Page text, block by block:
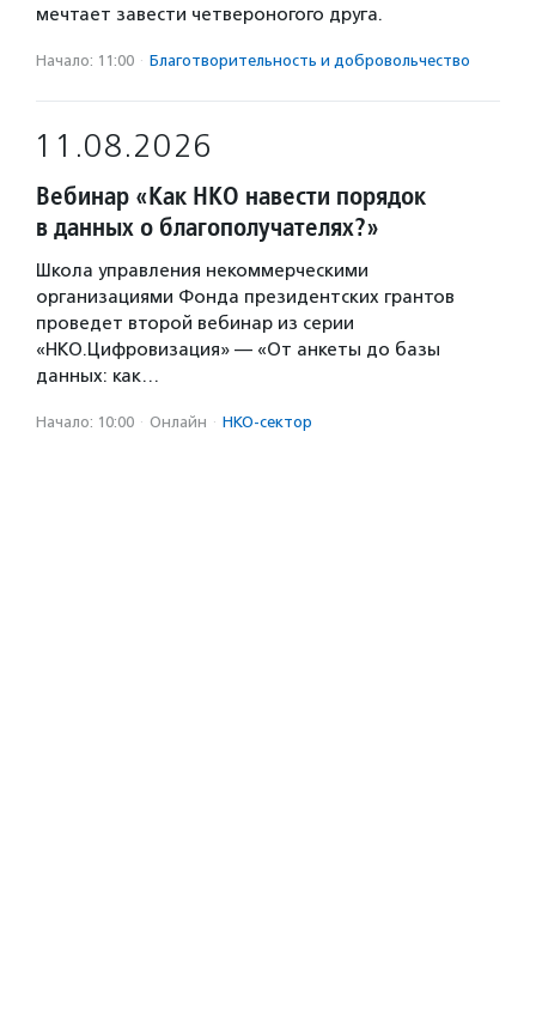
мечтает завести четвероногого друга.
Начало: 11:00 · Благотвори­тель­ность и доброволь­чест­во
11.08.2026
Вебинар «Как НКО навести порядок
в данных о благополучателях?»
Школа управления некоммерческими
организациями Фонда президентских грантов
проведет второй вебинар из серии
«НКО.Цифровизация» — «От анкеты до базы
данных: как…
Начало: 10:00 · Онлайн · НКО-сектор